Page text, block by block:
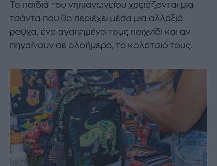
Τα παιδιά του νηπιαγωγείου χρειάζονται μια
τσάντα που θα περιέχει μέσα μια αλλαξιά
ρούχα, ένα αγαπημένο τους παιχνίδι και αν
πηγαίνουν σε ολοήμερο, το κολατσιό τους.